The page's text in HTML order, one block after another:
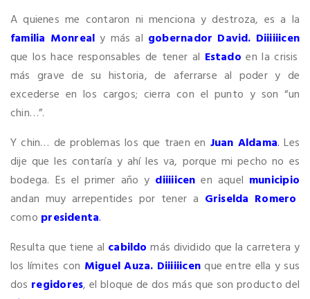
A quienes me contaron ni menciona y destroza, es a la
familia Monrealy más al gobernador David. Diiiiiicen
que los hace responsables de tener al Estado en la crisis
más grave de su historia, de aferrarse al poder y de
excederse en los cargos; cierra con el punto y son “un
chin…”.
Y chin… de problemas los que traen en Juan Aldama. Les
dije que les contaría y ahí les va, porque mi pecho no es
bodega. Es el primer año y diiiiicenen aquel municipio
andan muy arrepentides por tener a Griselda Romero
como presidenta.
Resulta que tiene al cabildo más dividido que la carretera y
los límites con Miguel Auza. Diiiiiicenque entre ella y sus
dos regidores, el bloque de dos más que son producto del